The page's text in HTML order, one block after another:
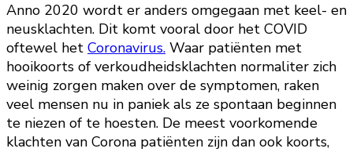
Anno 2020 wordt er anders omgegaan met keel- en
neusklachten. Dit komt vooral door het COVID
oftewel het Coronavirus. Waar patiënten met
hooikoorts of verkoudheidsklachten normaliter zich
weinig zorgen maken over de symptomen, raken
veel mensen nu in paniek als ze spontaan beginnen
te niezen of te hoesten. De meest voorkomende
klachten van Corona patiënten zijn dan ook koorts,